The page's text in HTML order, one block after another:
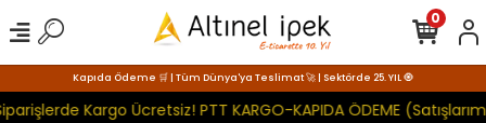
Kapıda Ödeme 🛒 | Tüm Dünya'ya Teslimat 🚀 | Sektörde 25. YIL 🧿
Kargo Ücretsiz! PTT KARGO-KAPIDA ÖDEME
0